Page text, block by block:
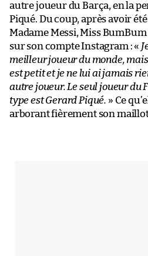
autre joueur du Barça, en la
Piqué. Du coup, après avoir
Madame Messi, Miss
sur son compte Instagram : «
meilleur joueur du monde,
est petit et je ne lui ai jamais
autre joueur. Le seul joueur du
type est Gerard Piqué. » Ce
arborant fièrement son